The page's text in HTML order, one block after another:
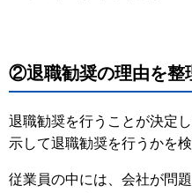
②退職勧奨の理由を整
退職勧奨を行うことが決定
示して退職勧奨を行うかを
従業員の中には、会社が問